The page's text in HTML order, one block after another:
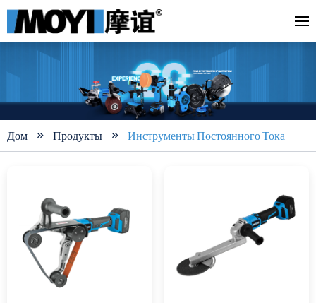
Дом  Продукты  Инструменты Постоянного Тока